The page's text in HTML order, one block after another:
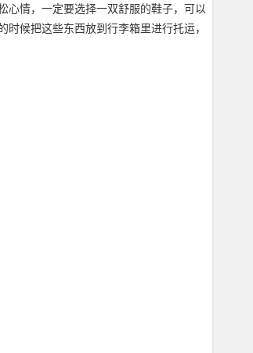
心情，一定要选择一双舒服的鞋子，可以
候把这些东西放到行李箱里进行托运，